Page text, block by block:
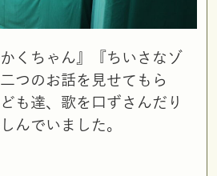
くちゃん』『ちいさなゾ
つのお話を見せてもら
も達、歌を口ずさんだり
んでいました。